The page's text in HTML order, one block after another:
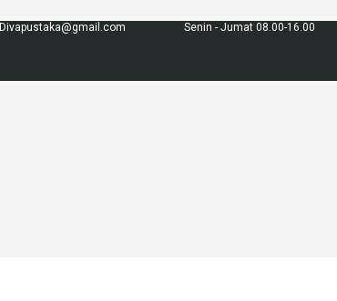
Divapustaka@gmail.com Senin - Jumat 08.00-16.00